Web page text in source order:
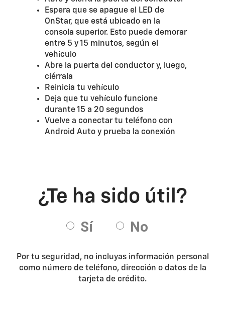
Espera que se apague el LED de
OnStar, que está ubicado en la
consola superior. Esto puede demorar
entre 5 y 15 minutos, según el
vehículo
Abre la puerta del conductor y, luego,
ciérrala
Reinicia tu vehículo
Deja que tu vehículo funcione
durante 15 a 20 segundos
Vuelve a conectar tu teléfono con
Android Auto y prueba la conexión
Por tu seguridad, no incluyas información personal
como número de teléfono, dirección o datos de la
tarjeta de crédito.